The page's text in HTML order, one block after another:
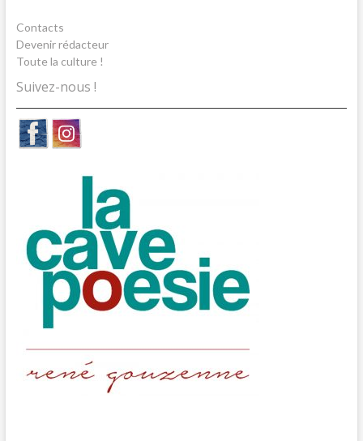
Contacts
Devenir rédacteur
Toute la culture !
Suivez-nous !